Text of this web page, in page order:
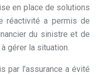
en place de solutions
réactivité a permis de
du sinistre et de
gérer la situation.
par l’assurance a évité